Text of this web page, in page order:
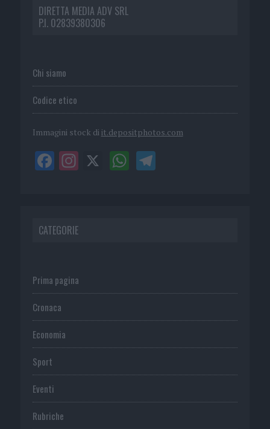
DIRETTA MEDIA ADV SRL
P.I. 02839380306
Chi siamo
Codice etico
Immagini stock di it.depositphotos.com
CATEGORIE
Prima pagina
Cronaca
Economia
Sport
Eventi
Rubriche